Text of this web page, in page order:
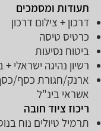
תעודות ומסמכים
דרכון + צילום דרכון
כרטיס טיסה
ביטוח נסיעות
רשיון נהיגה ישראלי +
ארנק/חגורת כסף/
אשראי בינ"ל
ריכוז ציוד חובה
תרמיל טיולים נוח